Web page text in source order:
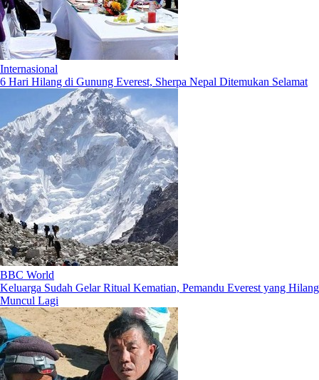
Internasional
6 Hari Hilang di Gunung Everest, Sherpa Nepal Ditemukan Selamat
BBC World
Keluarga Sudah Gelar Ritual Kematian, Pemandu Everest yang Hilang
Muncul Lagi